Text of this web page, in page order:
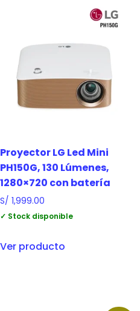
Proyector LG Led Mini
PH150G, 130 Lúmenes,
1280×720 con batería
S/ 1,999.00
✓ Stock disponible
Ver producto